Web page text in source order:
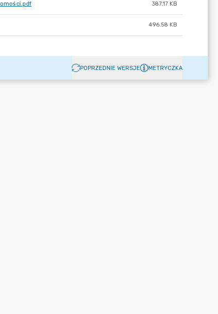
387.17 KB
496.58 KB
POPRZEDNIE WERSJE METRYCZKA